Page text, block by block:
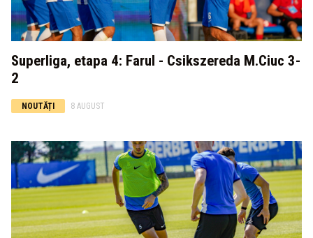
Superliga, etapa 4: Farul - Csikszereda M.Ciuc 3-
2
NOUTĂȚI 8 AUGUST